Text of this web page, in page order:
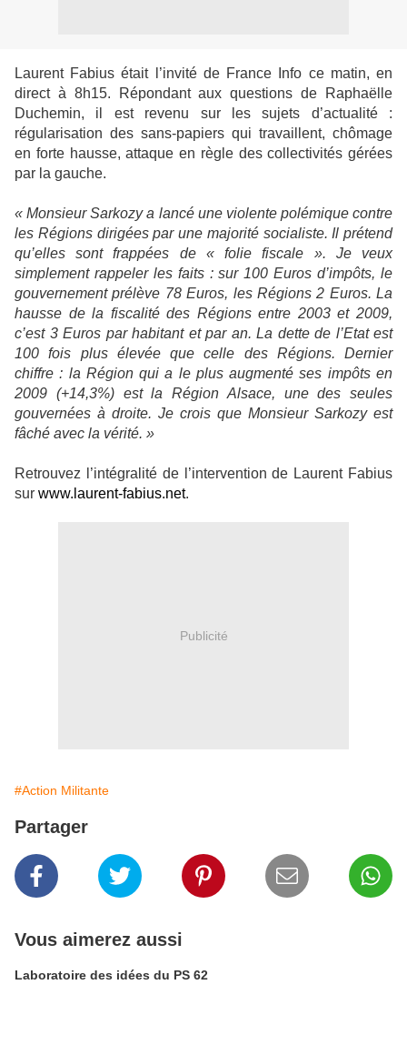
Laurent Fabius était l’invité de France Info ce matin, en
direct à 8h15. Répondant aux questions de Raphaëlle
Duchemin, il est revenu sur les sujets d’actualité :
régularisation des sans-papiers qui travaillent, chômage
en forte hausse, attaque en règle des collectivités gérées
par la gauche.
« Monsieur Sarkozy a lancé une violente polémique contre
les Régions dirigées par une majorité socialiste. Il prétend
qu’elles sont frappées de « folie fiscale ». Je veux
simplement rappeler les faits : sur 100 Euros d’impôts, le
gouvernement prélève 78 Euros, les Régions 2 Euros. La
hausse de la fiscalité des Régions entre 2003 et 2009,
c’est 3 Euros par habitant et par an. La dette de l’Etat est
100 fois plus élevée que celle des Régions. Dernier
chiffre : la Région qui a le plus augmenté ses impôts en
2009 (+14,3%) est la Région Alsace, une des seules
gouvernées à droite. Je crois que Monsieur Sarkozy est
fâché avec la vérité. »
Retrouvez l’intégralité de l’intervention de Laurent Fabius
sur www.laurent-fabius.net.
Publicité
#Action Militante
Partager
Vous aimerez aussi
Laboratoire des idées du PS 62